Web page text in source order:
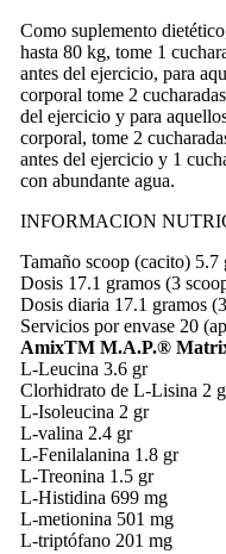
Como suplemento
hasta 80 kg, tome 1
antes del ejercicio, para
corporal tome 2
del ejercicio y para
corporal, tome 2
antes del ejercicio y 1
con abundante agua.
INFORMACION
Tamaño scoop (cacito) 5.7
Dosis 17.1 gramos (3
Dosis diaria 17.1 gramos
Servicios por envase 20
AmixTM M.A.P.®
L-Leucina 3.6 gr
Clorhidrato de L-Lisina 2
L-Isoleucina 2 gr
L-valina 2.4 gr
L-Fenilalanina 1.8 gr
L-Treonina 1.5 gr
L-Histidina 699 mg
L-metionina 501 mg
L-triptófano 201 mg